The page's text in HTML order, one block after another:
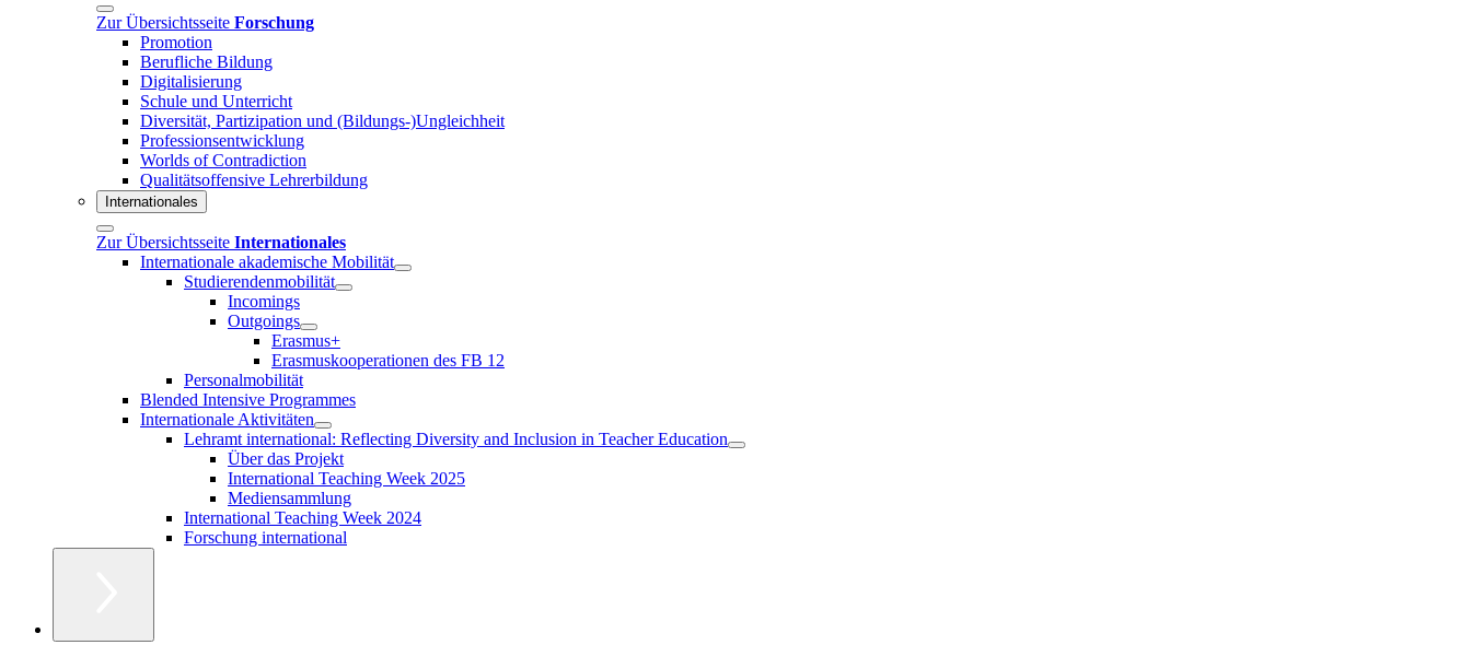
Zur Übersichtsseite Forschung
Promotion
Berufliche Bildung
Digitalisierung
Schule und Unterricht
Diversität, Partizipation und (Bildungs-)Ungleichheit
Professionsentwicklung
Worlds of Contradiction
Qualitätsoffensive Lehrerbildung
Internationales
Zur Übersichtsseite Internationales
Internationale akademische Mobilität
Studierendenmobilität
Incomings
Outgoings
Erasmus+
Erasmuskooperationen des FB 12
Personalmobilität
Blended Intensive Programmes
Internationale Aktivitäten
Lehramt international: Reflecting Diversity and Inclusion in Teacher Education
Über das Projekt
International Teaching Week 2025
Mediensammlung
International Teaching Week 2024
Forschung international